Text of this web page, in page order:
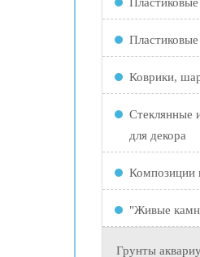
Коврики,
Стеклянные
для декора
Композиции
"Живые
Грунты